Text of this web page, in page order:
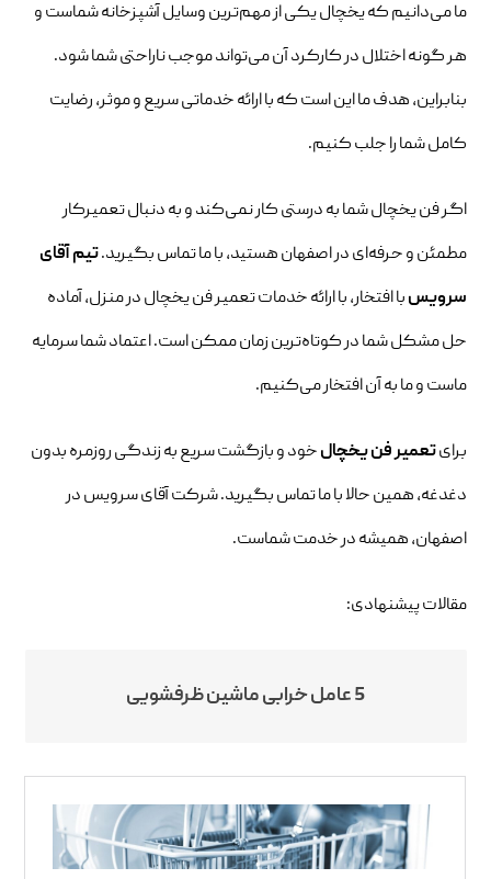
ما می‌دانیم که یخچال یکی از مهم‌ترین وسایل آشپزخانه شماست و
هر گونه اختلال در کارکرد آن می‌تواند موجب ناراحتی شما شود.
بنابراین، هدف ما این است که با ارائه خدماتی سریع و موثر، رضایت
کامل شما را جلب کنیم.
اگر فن یخچال شما به درستی کار نمی‌کند و به دنبال تعمیرکار
مطمئن و حرفه‌ای در اصفهان هستید، با ما تماس بگیرید.تیم آقای
سرویسبا افتخار، با ارائه خدمات تعمیر فن یخچال در منزل، آماده
حل مشکل شما در کوتاه‌ترین زمان ممکن است. اعتماد شما سرمایه
ماست و ما به آن افتخار می‌کنیم.
برایتعمیر فن یخچالخود و بازگشت سریع به زندگی روزمره بدون
دغدغه، همین حالا با ما تماس بگیرید. شرکت آقای سرویس در
اصفهان، همیشه در خدمت شماست.
مقالات پیشنهادی:
5 عامل خرابی ماشین ظرفشویی